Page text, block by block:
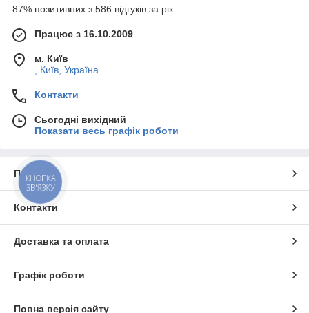
87% позитивних з 586 відгуків за рік
Працює з 16.10.2009
м. Київ
, Київ, Україна
Контакти
Сьогодні вихідний
Показати весь графік роботи
Про нас
Контакти
Доставка та оплата
Графік роботи
Повна версія сайту
КНОПКА
ЗВ'ЯЗКУ